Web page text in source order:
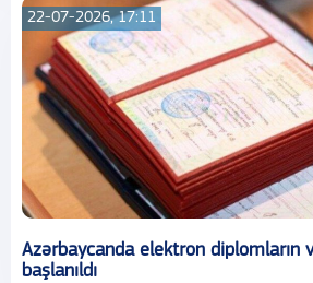
22-07-2026, 17:11
Azərbaycanda elektron diplomların
başlanıldı